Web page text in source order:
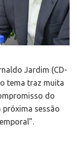
Jardim (CD-
tema traz muita
do
próxima sessão